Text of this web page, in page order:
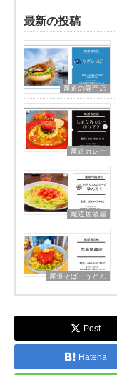
最新の投稿
尾道の専門店
尾道カレー
尾道居酒屋
尾道そば・うどん
Post
Hatena